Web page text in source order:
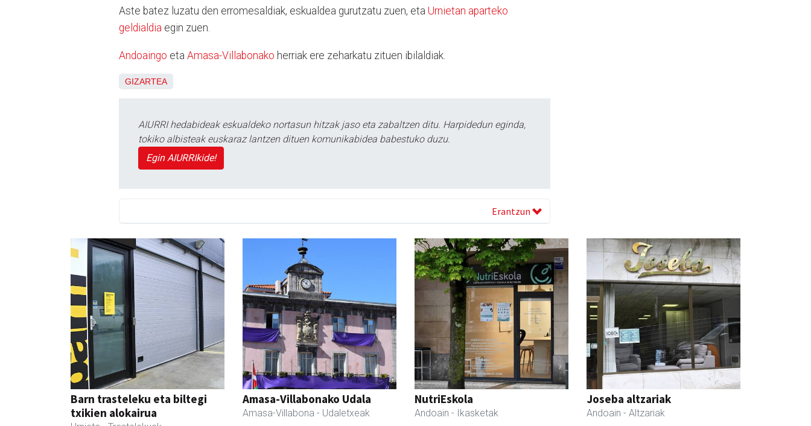
Aste batez luzatu den erromesaldiak, eskualdea gurutzatu zuen, eta Urnietan aparteko
geldialdia egin zuen.
Andoaingo eta Amasa-Villabonako herriak ere zeharkatu zituen ibilaldiak.
GIZARTEA
AIURRI hedabideak eskualdeko nortasun hitzak jaso eta zabaltzen ditu. Harpidedun eginda,
tokiko albisteak euskaraz lantzen dituen komunikabidea babestuko duzu.
Egin AIURRIkide!
Erantzun
Barn trasteleku eta biltegi
txikien alokairua
Amasa-Villabonako Udala
Amasa-Villabona - Udaletxeak
NutriEskola
Andoain - Ikasketak
Joseba altzariak
Andoain - Altzariak